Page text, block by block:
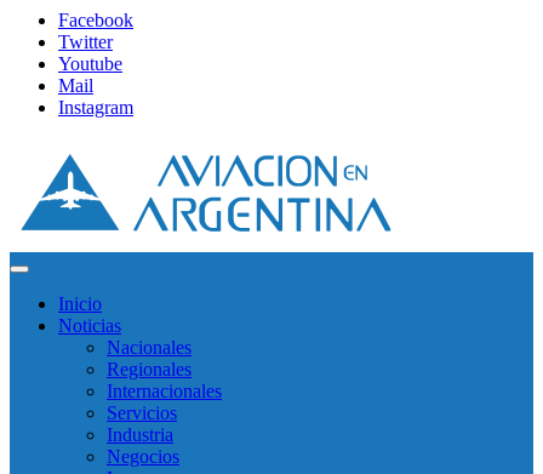
Facebook
Twitter
Youtube
Mail
Instagram
Inicio
Noticias
Nacionales
Regionales
Internacionales
Servicios
Industria
Negocios